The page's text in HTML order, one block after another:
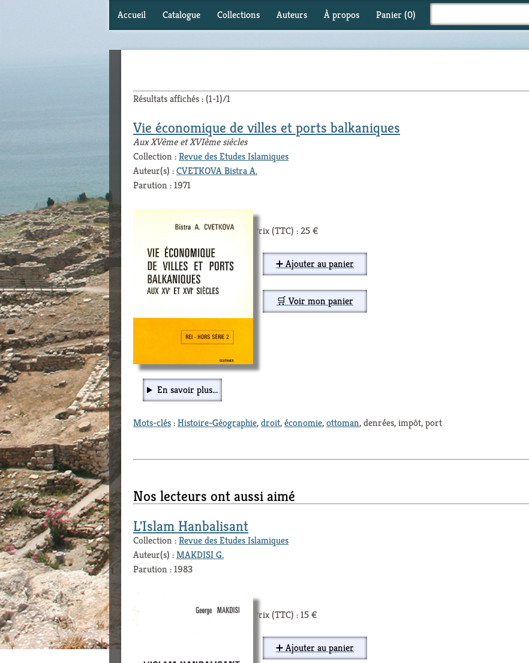
Accueil Catalogue Collections Auteurs À propos Panier (0)
Résultats affichés : (1-1)/1
Vie économique de villes et ports balkaniques
Aux XVème et XVIème siècles
Collection :Revue des Etudes Islamiques
Auteur(s) :CVETKOVA Bistra A.
Parution : 1971
Prix (TTC) : 25 €
➕ Ajouter au panier
🛒 Voir mon panier
En savoir plus...
Mots-clés:Histoire-Géographie,droit,économie,ottoman, denrées, impôt, port
Nos lecteurs ont aussi aimé
L'Islam Hanbalisant
Collection :Revue des Etudes Islamiques
Auteur(s) :MAKDISI G.
Parution : 1983
Prix (TTC) : 15 €
➕ Ajouter au panier